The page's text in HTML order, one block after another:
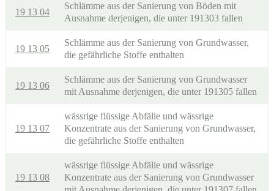
19 13 04
Schlämme aus der Sanierung von Böden mit
Ausnahme derjenigen, die unter 191303 fallen
19 13 05
Schlämme aus der Sanierung von Grundwasser,
die gefährliche Stoffe enthalten
19 13 06
Schlämme aus der Sanierung von Grundwasser
mit Ausnahme derjenigen, die unter 191305 fallen
19 13 07
wässrige flüssige Abfälle und wässrige
Konzentrate aus der Sanierung von Grundwasser,
die gefährliche Stoffe enthalten
19 13 08
wässrige flüssige Abfälle und wässrige
Konzentrate aus der Sanierung von Grundwasser